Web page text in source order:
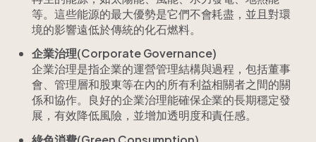
等。這些能源的最大優勢是它們不會耗盡，並且對環
境的影響遠低於傳統的化石燃料。
企業治理(Corporate Governance)
企業治理是指企業的運營管理結構與過程，包括董事
會、管理層和股東等在內的所有利益相關者之間的關
係和協作。良好的企業治理能確保企業的長期穩定發
展，有效降低風險，並增加透明度和責任感。